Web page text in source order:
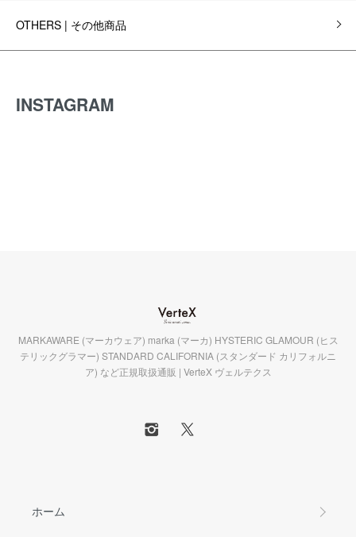
OTHERS | その他商品
INSTAGRAM
MARKAWARE (マーカウェア) marka (マーカ) HYSTERIC GLAMOUR (ヒス
テリックグラマー) STANDARD CALIFORNIA (スタンダード カリフォルニ
ア) など正規取扱通販 | VerteX ヴェルテクス
ホーム